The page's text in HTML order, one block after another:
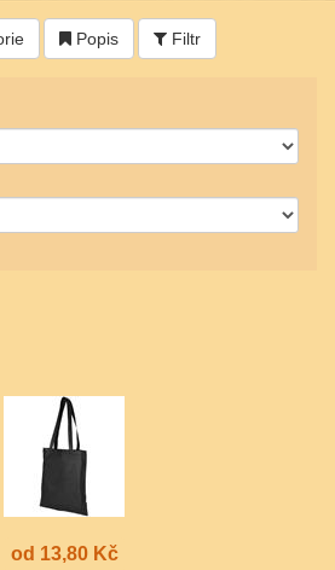
Popis Filtr
od 13,80 Kč